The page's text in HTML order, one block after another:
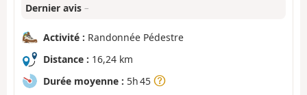
Dernier avis –
Activité : Randonnée Pédestre
Distance : 16,24 km
Durée moyenne : 5h 45